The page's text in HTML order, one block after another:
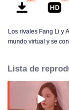
Los rivales Fang Li y
mundo virtual y se
reescribir las reglas
Lista de